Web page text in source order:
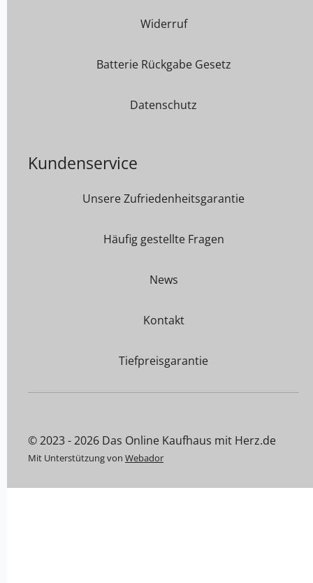
Widerruf
Batterie Rückgabe Gesetz
Datenschutz
Kundenservice
Unsere Zufriedenheitsgarantie
Häufig gestellte Fragen
News
Kontakt
Tiefpreisgarantie
© 2023 - 2026 Das Online Kaufhaus mit Herz.de
Mit Unterstützung von Webador